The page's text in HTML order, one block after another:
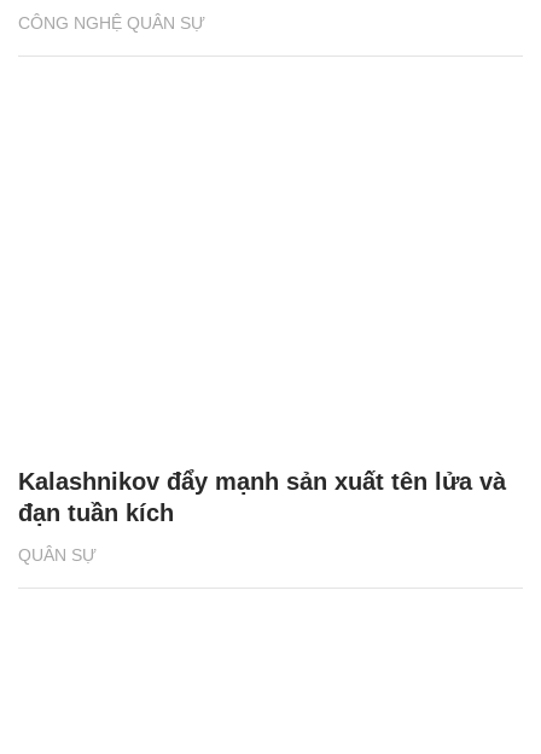
CÔNG NGHỆ QUÂN SỰ
QUÂN SỰ
Kalashnikov đẩy mạnh sản xuất tên lửa và
đạn tuần kích